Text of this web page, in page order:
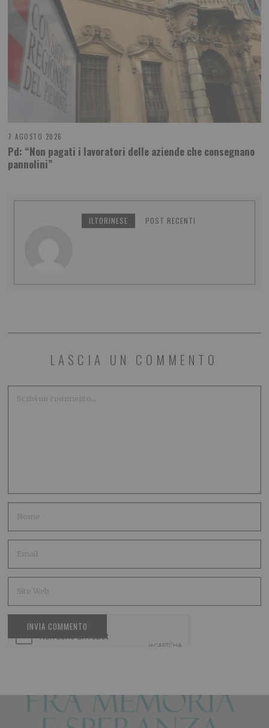
7 AGOSTO 2026
Pd: “Non pagati i lavoratori delle aziende che consegnano
pannolini”
ILTORINESE POST RECENTI
LASCIA UN COMMENTO